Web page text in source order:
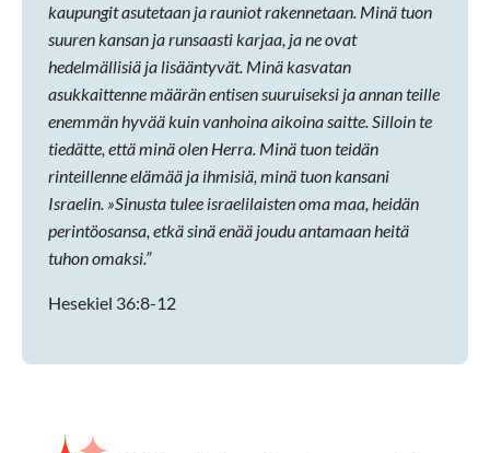
kaupungit asutetaan ja rauniot rakennetaan. Minä tuon
suuren kansan ja runsaasti karjaa, ja ne ovat
hedelmällisiä ja lisääntyvät. Minä kasvatan
asukkaittenne määrän entisen suuruiseksi ja annan teille
enemmän hyvää kuin vanhoina aikoina saitte. Silloin te
tiedätte, että minä olen Herra. Minä tuon teidän
rinteillenne elämää ja ihmisiä, minä tuon kansani
Israelin. »Sinusta tulee israelilaisten oma maa, heidän
perintöosansa, etkä sinä enää joudu antamaan heitä
tuhon omaksi.”
Hesekiel 36:8-12